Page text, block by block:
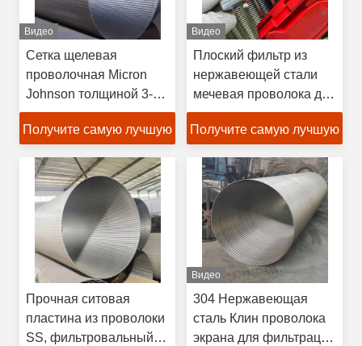
Видео
Сетка щелевая
проволочная Micron
Johnson толщиной 3-12
мм для фильтрации
Получите самую лучшую
цену
Видео
Плоский фильтр из
нержавеющей стали
мечевая проволока для
вибрирующего сита
прямоугольное
Получите самую лучшую
цену
Прочная ситовая
пластина из проволоки
SS, фильтровальный
Видео
304 Нержавеющая
сталь Клин проволока
экрана для фильтрации